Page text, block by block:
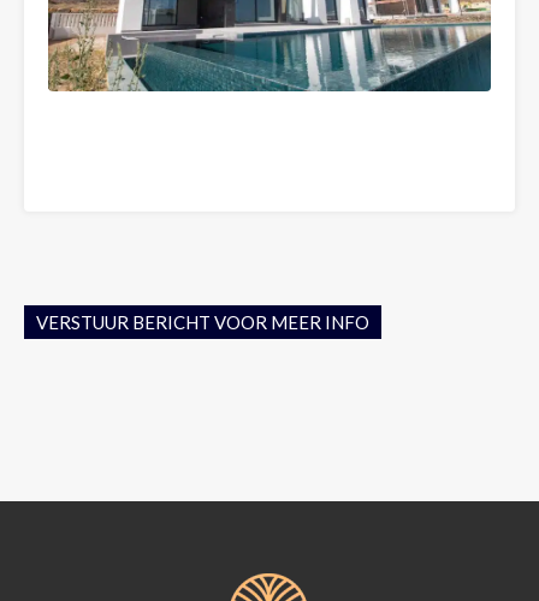
VERSTUUR BERICHT VOOR MEER INFO